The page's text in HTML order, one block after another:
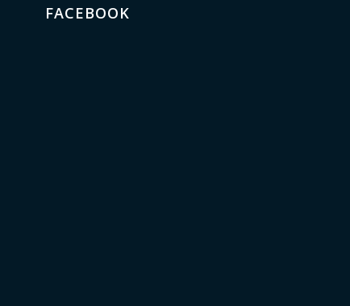
FACEBOOK